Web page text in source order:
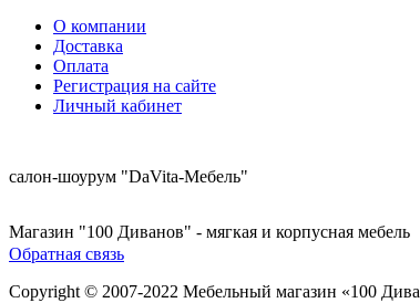
О компании
Доставка
Оплата
Регистрация на сайте
Личный кабинет
салон-шоурум "DaVita-Мебель"
Магазин "100 Диванов" - мягкая и корпусная мебель
Обратная связь
Copyright © 2007-2022 Мебельный магазин «100